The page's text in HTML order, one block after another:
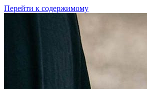
Перейти к содержимому